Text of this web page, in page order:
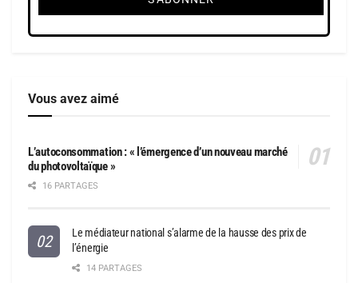
Vous avez aimé
L’autoconsommation : « l’émergence d’un nouveau marché
du photovoltaïque »
16 PARTAGES
Le médiateur national s’alarme de la hausse des prix de
l’énergie
14 PARTAGES